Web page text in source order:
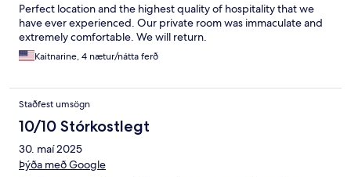
Perfect location and the highest quality of hospitality that we
have ever experienced. Our private room was immaculate and
extremely comfortable. We will return.
Kaitnarine, 4 nætur/nátta ferð
Staðfest umsögn
10/10 Stórkostlegt
30. maí 2025
Þýða með Google